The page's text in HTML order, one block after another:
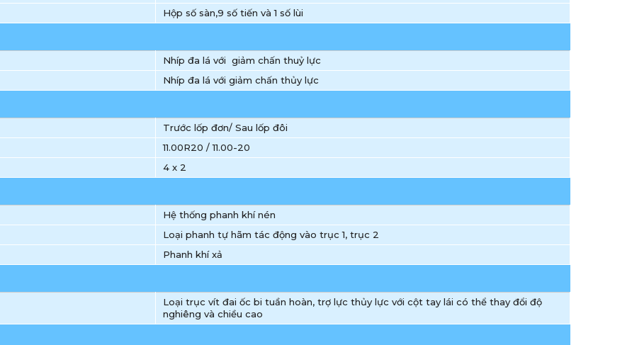
Hộp số sàn,9 số tiến và 1 số lùi
Nhíp đa lá với giảm chấn thuỷ lực
Nhíp đa lá với giảm chấn thủy lực
Trước lốp đơn/ Sau lốp đôi
11.00R20 / 11.00-20
4 x 2
Hệ thống phanh khí nén
Loại phanh tự hãm tác động vào trục 1, trục 2
Phanh khí xả
Loại trục vít đai ốc bi tuần hoàn, trợ lực thủy lực với cột tay lái có thể thay đổi độ
nghiêng và chiều cao